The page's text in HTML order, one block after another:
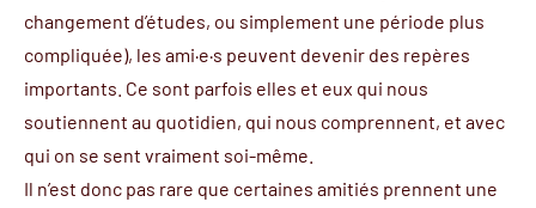
changement d’études, ou simplement une période plus
compliquée), les ami·e·s peuvent devenir des repères
importants. Ce sont parfois elles et eux qui nous
soutiennent au quotidien, qui nous comprennent, et avec
qui on se sent vraiment soi-même.
Il n’est donc pas rare que certaines amitiés prennent une